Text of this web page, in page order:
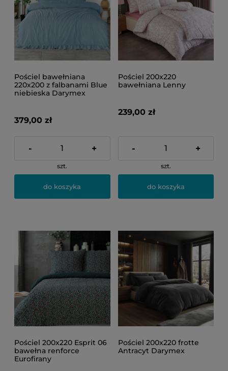
Pościel bawełniana
220x200 z falbanami Blue
niebieska Darymex
379,00 zł
- +
szt.
do koszyka
Pościel 200x220
bawełniana Lenny
239,00 zł
- +
szt.
do koszyka
Pościel 200x220 Esprit 06
bawełna renforce
Eurofirany
Pościel 200x220 frotte
Antracyt Darymex